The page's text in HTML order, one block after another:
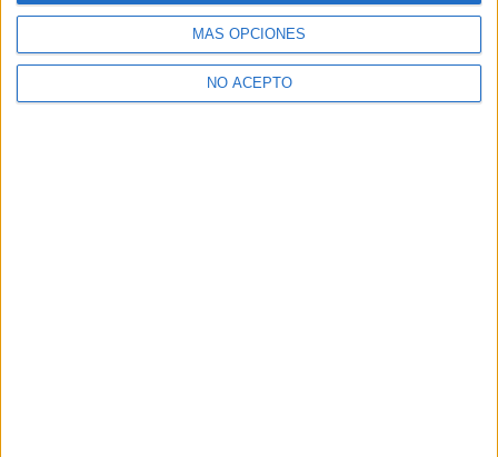
MÁS OPCIONES
NO ACEPTO